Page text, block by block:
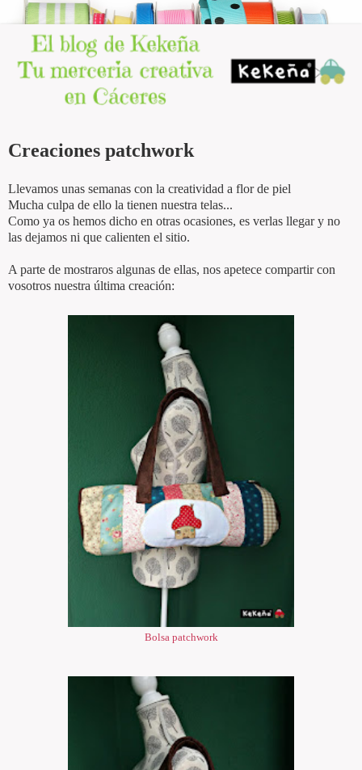
Creaciones patchwork
Llevamos unas semanas con la creatividad a flor de piel
Mucha culpa de ello la tienen nuestra telas...
Como ya os hemos dicho en otras ocasiones, es verlas llegar y no
las dejamos ni que calienten el sitio.
A parte de mostraros algunas de ellas, nos apetece compartir con
vosotros nuestra última creación:
Bolsa patchwork